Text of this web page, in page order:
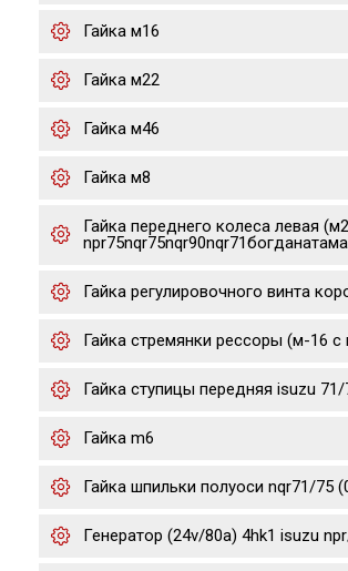
Гайка м16
Гайка м22
Гайка м46
Гайка м8
Гайка переднего колеса левая
Гайка регулировочного винта
Гайка стремянки рессоры (м-16
Гайка ступицы передняя isuzu 71/
Гайка m6
Гайка шпильки полуоси nqr71/75
Генератор (24v/80a) 4hk1 isuzu